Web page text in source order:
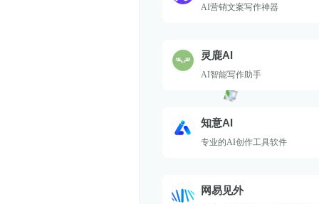
AI营销文案写作神器
灵鹿AI
AI智能写作助手
知意AI
专业的AI创作工具软件
网易见外